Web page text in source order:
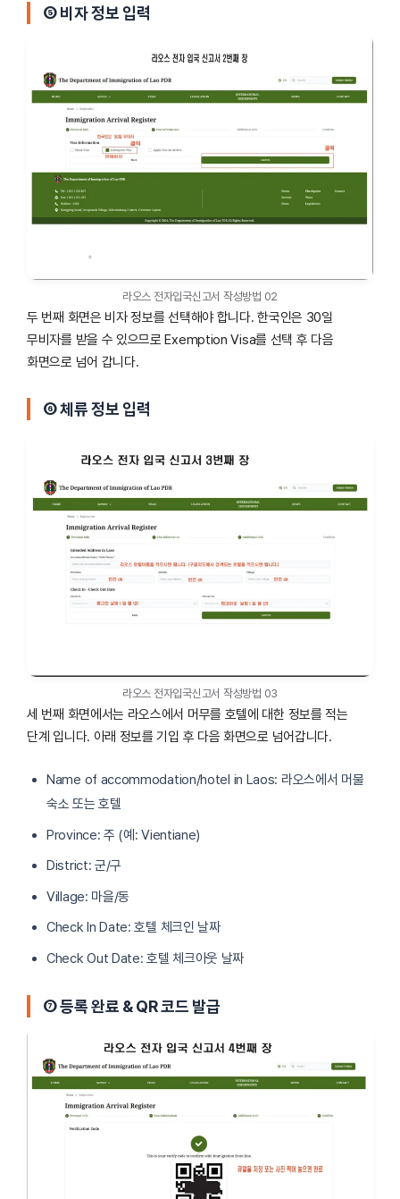
⑤ 비자 정보 입력
라오스 전자입국신고서 작성방법 02
두 번째 화면은 비자 정보를 선택해야 합니다. 한국인은 30일
무비자를 받을 수 있으므로 Exemption Visa를 선택 후 다음
화면으로 넘어 갑니다.
⑥ 체류 정보 입력
라오스 전자입국신고서 작성방법 03
세 번째 화면에서는 라오스에서 머무를 호텔에 대한 정보를 적는
단계 입니다. 아래 정보를 기입 후 다음 화면으로 넘어갑니다.
Name of accommodation/hotel in Laos: 라오스에서 머물
숙소 또는 호텔
Province: 주 (예: Vientiane)
District: 군/구
Village: 마을/동
Check In Date: 호텔 체크인 날짜
Check Out Date: 호텔 체크아웃 날짜
⑦ 등록 완료 & QR 코드 발급